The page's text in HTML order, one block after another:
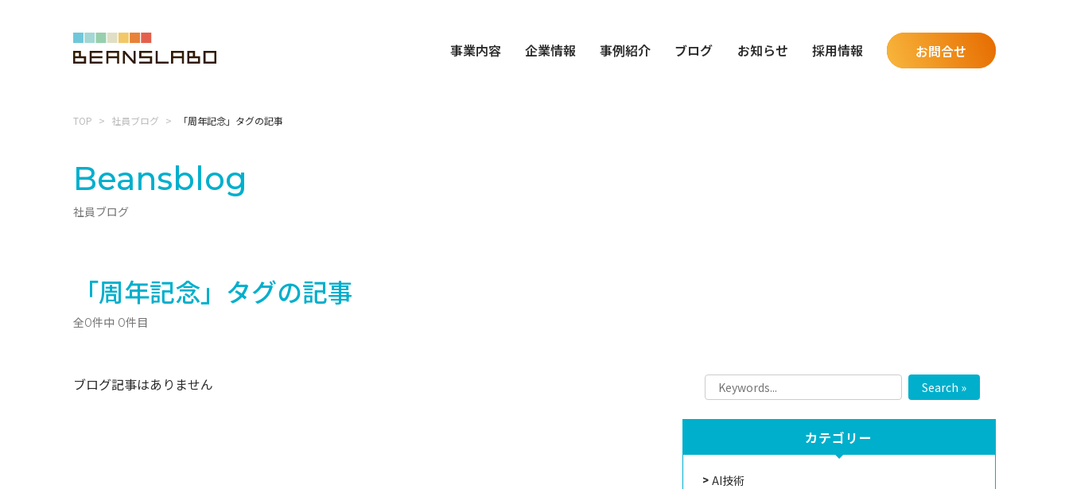
事業内容 企業情報 事例紹介 ブログ お知らせ 採用情報 お問合せ
TOP 社員ブログ 「周年記念」タグの記事
Beansblog
社員ブログ
「周年記念」タグの記事
全0件中 0件目
ブログ記事はありません Search »
カテゴリー
AI技術